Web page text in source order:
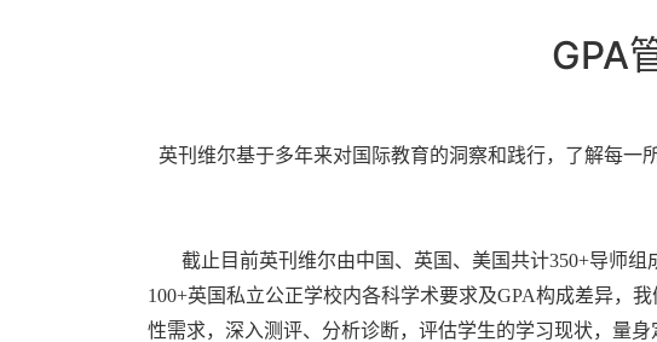
GPA
英刊维尔基于多年来对国际教育的洞察和践行，了解每
截止目前英刊维尔由中国、英国、美国共计350+导师
100+英国私立公正学校内各科学术要求及GPA构成差异，
性需求，深入测评、分析诊断，评估学生的学习现状，量